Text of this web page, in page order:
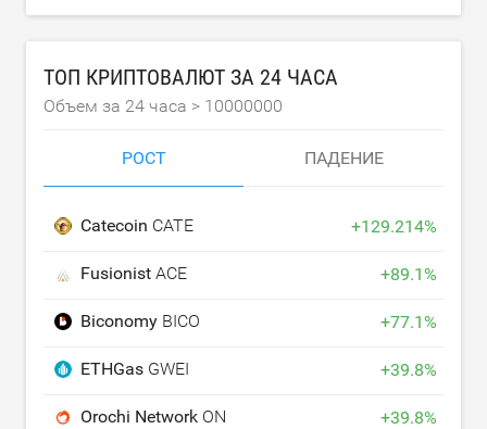
ТОП КРИПТОВАЛЮТ ЗА 24 ЧАСА
Объем за 24 часа > 10000000
РОСТ ПАДЕНИЕ
Catecoin CATE +129.214%
Fusionist ACE +89.1%
Biconomy BICO +77.1%
ETHGas GWEI +39.8%
Orochi Network ON +39.8%